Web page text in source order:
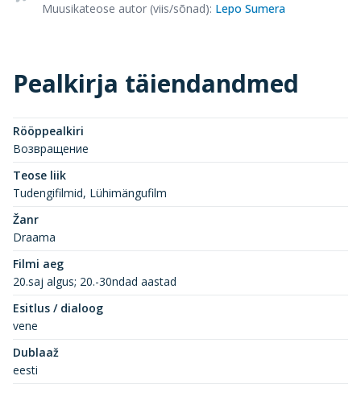
Muusikateose autor (viis/sõnad): Lepo Sumera
Pealkirja täiendandmed
Rööppealkiri
Возвращение
Teose liik
Tudengifilmid, Lühimängufilm
Žanr
Draama
Filmi aeg
20.saj algus; 20.-30ndad aastad
Esitlus / dialoog
vene
Dublaaž
eesti